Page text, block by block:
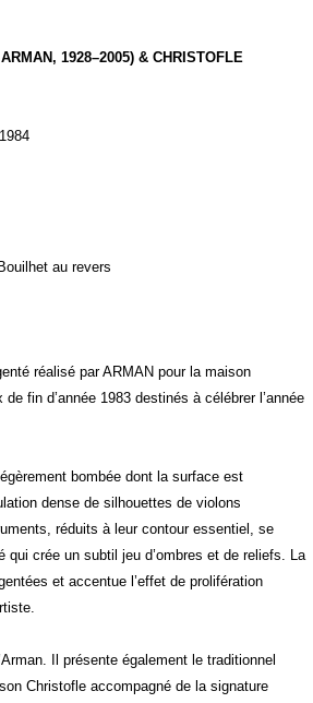
1928–2005) & CHRISTOFLE
au revers
réalisé par ARMAN pour la maison
fin d’année 1983 destinés à célébrer l’année
bombée dont la surface est
dense de silhouettes de violons
réduits à leur contour essentiel, se
qui crée un subtil jeu d’ombres et de reliefs. La
et accentue l’effet de prolifération
Il présente également le traditionnel
Christofle accompagné de la signature